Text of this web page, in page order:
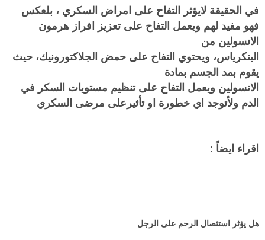
في الحقيقة لايؤثر التفاح على امراض السكري ، بلعكس
فهو مفيد لهم ويعمل التفاح على تعزيز افراز هرمون
الانسولين من
البنكرياس، ويحتوي التفاح على حمض الجلاكتورونيك، حيث
يقوم بمد الجسم بمادة
الانسولين ويعمل التفاح على تنظيم مستويات السكر في
الدم ولأتوجد اي خطورة او تأثيرعلى مرضى السكري
اقراء ايضاً :
هل يؤثر استئصال الرحم على الرجل